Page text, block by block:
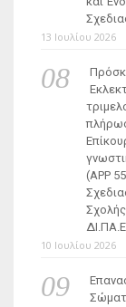
13 Ιουλίου 2026
(ΑΡΡ
10 Ιουλίου 2026